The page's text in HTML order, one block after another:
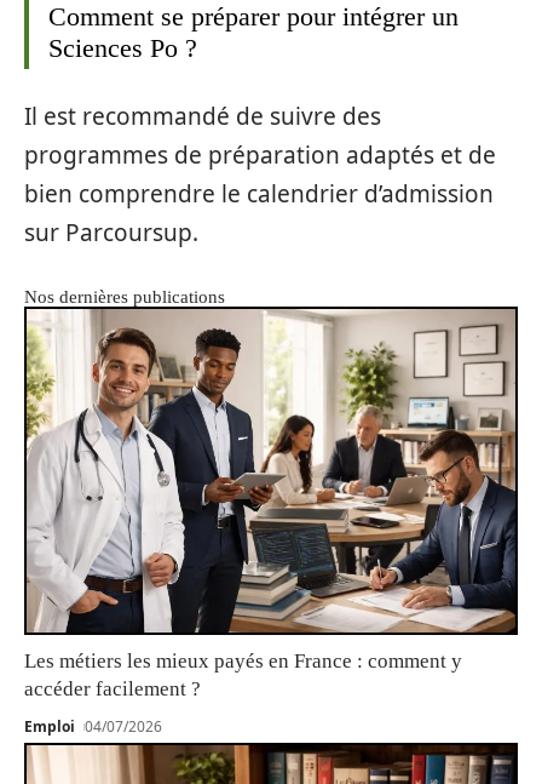
Comment se préparer pour intégrer un
Sciences Po ?
Il est recommandé de suivre des
programmes de préparation adaptés et de
bien comprendre le calendrier d’admission
sur Parcoursup.
Nos dernières publications
Les métiers les mieux payés en France : comment y
accéder facilement ?
Emploi 04/07/2026